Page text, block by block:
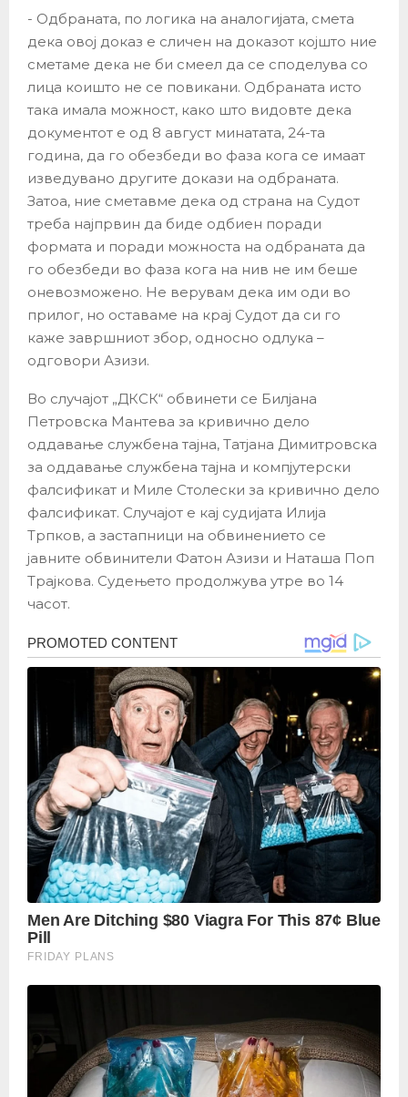
​- Одбраната, по логика на аналогијата, смета
дека овој доказ е сличен на доказот којшто ние
сметаме дека не би смеел да се споделува со
лица коишто не се повикани. Одбраната исто
така имала можност, како што видовте дека
документот е од 8 август минатата, 24-та
година, да го обезбеди во фаза кога се имаат
изведувано другите докази на одбраната.
Затоа, ние сметавме дека од страна на Судот
треба најпрвин да биде одбиен поради
формата и поради можноста на одбраната да
го обезбеди во фаза кога на нив не им беше
оневозможено. Не верувам дека им оди во
прилог, но оставаме на крај Судот да си го
каже завршниот збор, односно одлука –
одговори Азизи.
Во случајот „ДКСК“ обвинети се Билјана
Петровска Мантева за кривично дело
оддавање службена тајна, Татјана Димитровска
за оддавање службена тајна и компјутерски
фалсификат и Миле Столески за кривично дело
фалсификат. Случајот е кај судијата Илија
Трпков, а застапници на обвинението се
јавните обвинители Фатон Азизи и Наташа Поп
Трајкова. Судењето продолжува утре во 14
часот.